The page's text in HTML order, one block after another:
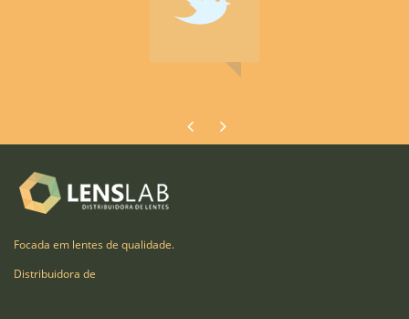
Focada em lentes de qualidade.
Distribuidora de